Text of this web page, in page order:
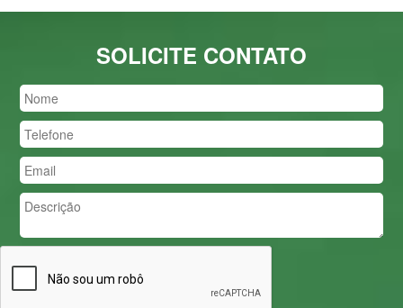
SOLICITE CONTATO